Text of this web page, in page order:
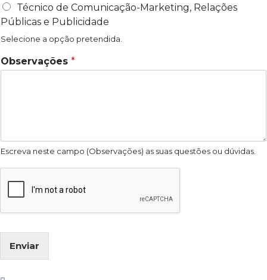
Técnico de Comunicação-Marketing, Relações
Públicas e Publicidade
Selecione a opção pretendida.
Observações *
Escreva neste campo (Observações) as suas questões ou dúvidas.
Enviar